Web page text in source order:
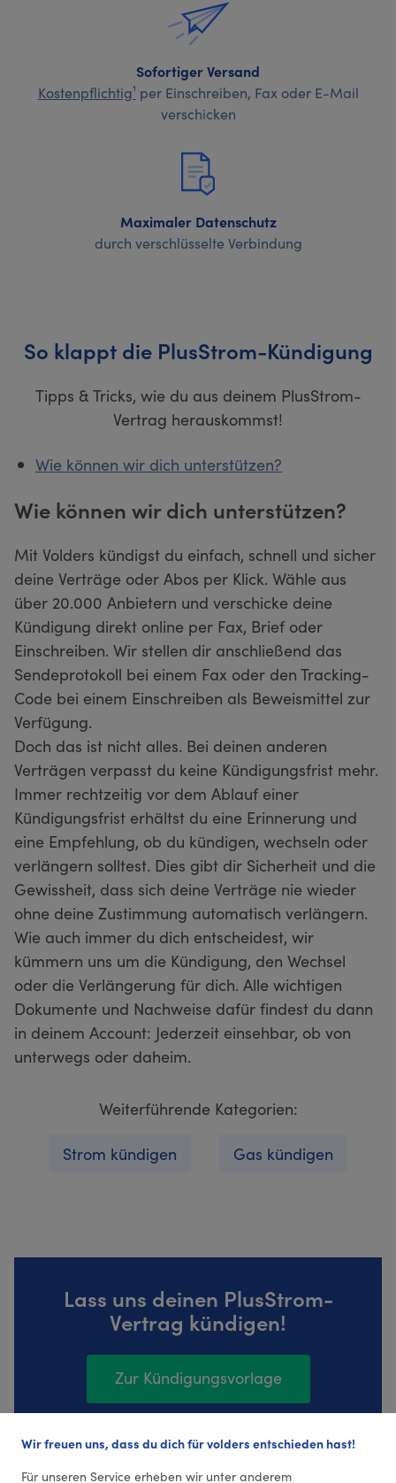
Sofortiger Versand
Kostenpflichtig¹ per Einschreiben, Fax oder E-Mail
verschicken
Maximaler Datenschutz
durch verschlüsselte Verbindung
So klappt die PlusStrom-Kündigung
Tipps & Tricks, wie du aus deinem PlusStrom-
Vertrag herauskommst!
Wie können wir dich unterstützen?
Wie können wir dich unterstützen?
Mit Volders kündigst du einfach, schnell und sicher
deine Verträge oder Abos per Klick. Wähle aus
über 20.000 Anbietern und verschicke deine
Kündigung direkt online per Fax, Brief oder
Einschreiben. Wir stellen dir anschließend das
Sendeprotokoll bei einem Fax oder den Tracking-
Code bei einem Einschreiben als Beweismittel zur
Verfügung.
Doch das ist nicht alles. Bei deinen anderen
Verträgen verpasst du keine Kündigungsfrist mehr.
Immer rechtzeitig vor dem Ablauf einer
Kündigungsfrist erhältst du eine Erinnerung und
eine Empfehlung, ob du kündigen, wechseln oder
verlängern solltest. Dies gibt dir Sicherheit und die
Gewissheit, dass sich deine Verträge nie wieder
ohne deine Zustimmung automatisch verlängern.
Wie auch immer du dich entscheidest, wir
kümmern uns um die Kündigung, den Wechsel
oder die Verlängerung für dich. Alle wichtigen
Dokumente und Nachweise dafür findest du dann
in deinem Account: Jederzeit einsehbar, ob von
unterwegs oder daheim.
Weiterführende Kategorien:
Strom kündigen Gas kündigen
Lass uns deinen PlusStrom-
Vertrag kündigen!
Zur Kündigungsvorlage
30 Bewertungen (4,5 Durchschnitt)
Wir freuen uns, dass du dich für volders entschieden hast!
Für unseren Service erheben wir unter anderem